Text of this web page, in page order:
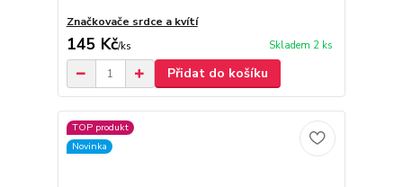
Značkovače srdce a kvítí
145 Kč/ks Skladem 2 ks
Přidat do košíku
TOP produkt
Novinka